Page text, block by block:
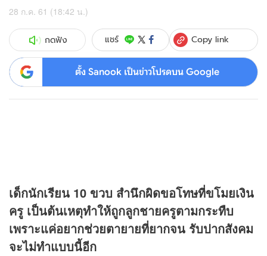
28 ก.ค. 61 (18:42 น.)
กดฟัง แชร์ Copy link
ตั้ง Sanook เป็นข่าวโปรดบน Google
เด็กนักเรียน 10 ขวบ สำนึกผิดขอโทษที่ขโมยเงิน
ครู เป็นต้นเหตุทำให้ถูกลูกชายครูตามกระทืบ
เพราะแค่อยากช่วยตายายที่ยากจน รับปากสังคม
จะไม่ทำแบบนี้อีก